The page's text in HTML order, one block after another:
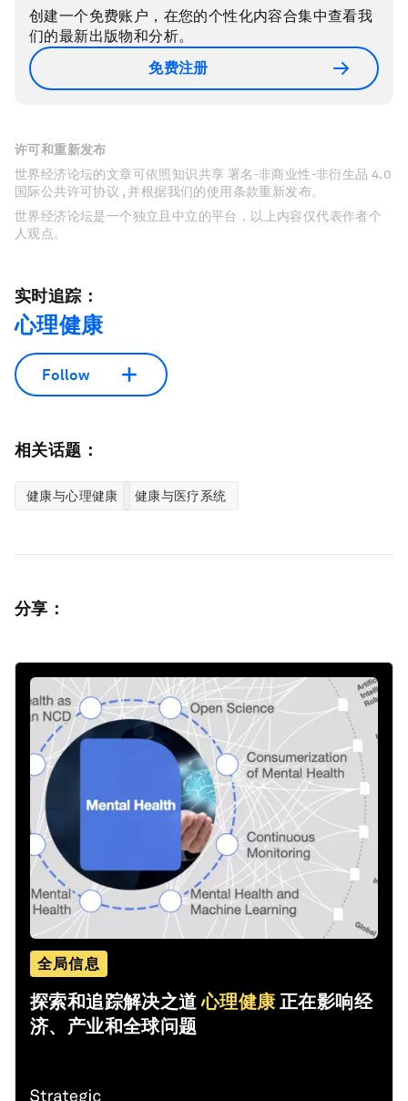
创建一个免费账户，在您的个性化内容合集中查看我
们的最新出版物和分析。
免费注册
许可和重新发布
世界经济论坛的文章可依照知识共享 署名-非商业性-非衍生品 4.0
国际公共许可协议 , 并根据我们的使用条款重新发布。
世界经济论坛是一个独立且中立的平台，以上内容仅代表作者个
人观点。
实时追踪：
心理健康
Follow
相关话题：
健康与心理健康 健康与医疗系统
分享：
全局信息
探索和追踪解决之道心理健康正在影响经
济、产业和全球问题